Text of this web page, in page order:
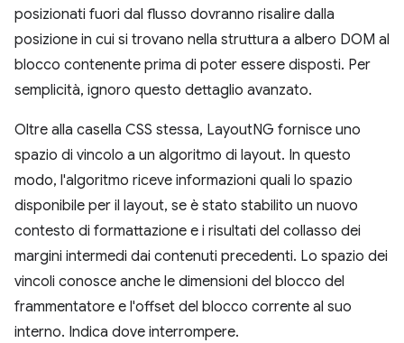
posizionati fuori dal flusso dovranno risalire dalla
posizione in cui si trovano nella struttura a albero DOM al
blocco contenente prima di poter essere disposti. Per
semplicità, ignoro questo dettaglio avanzato.
Oltre alla casella CSS stessa, LayoutNG fornisce uno
spazio di vincolo a un algoritmo di layout. In questo
modo, l'algoritmo riceve informazioni quali lo spazio
disponibile per il layout, se è stato stabilito un nuovo
contesto di formattazione e i risultati del collasso dei
margini intermedi dai contenuti precedenti. Lo spazio dei
vincoli conosce anche le dimensioni del blocco del
frammentatore e l'offset del blocco corrente al suo
interno. Indica dove interrompere.